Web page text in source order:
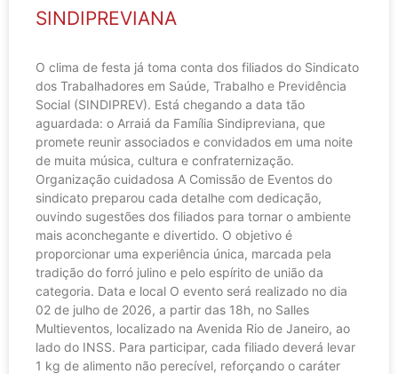
SINDIPREVIANA
O clima de festa já toma conta dos filiados do Sindicato
dos Trabalhadores em Saúde, Trabalho e Previdência
Social (SINDIPREV). Está chegando a data tão
aguardada: o Arraiá da Família Sindipreviana, que
promete reunir associados e convidados em uma noite
de muita música, cultura e confraternização.
Organização cuidadosa A Comissão de Eventos do
sindicato preparou cada detalhe com dedicação,
ouvindo sugestões dos filiados para tornar o ambiente
mais aconchegante e divertido. O objetivo é
proporcionar uma experiência única, marcada pela
tradição do forró julino e pelo espírito de união da
categoria. Data e local O evento será realizado no dia
02 de julho de 2026, a partir das 18h, no Salles
Multieventos, localizado na Avenida Rio de Janeiro, ao
lado do INSS. Para participar, cada filiado deverá levar
1 kg de alimento não perecível, reforçando o caráter